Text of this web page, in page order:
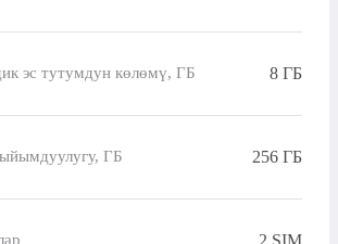
эс тутумдун көлөмү, ГБ 8 ГБ
ГБ 256 ГБ
2 SIM